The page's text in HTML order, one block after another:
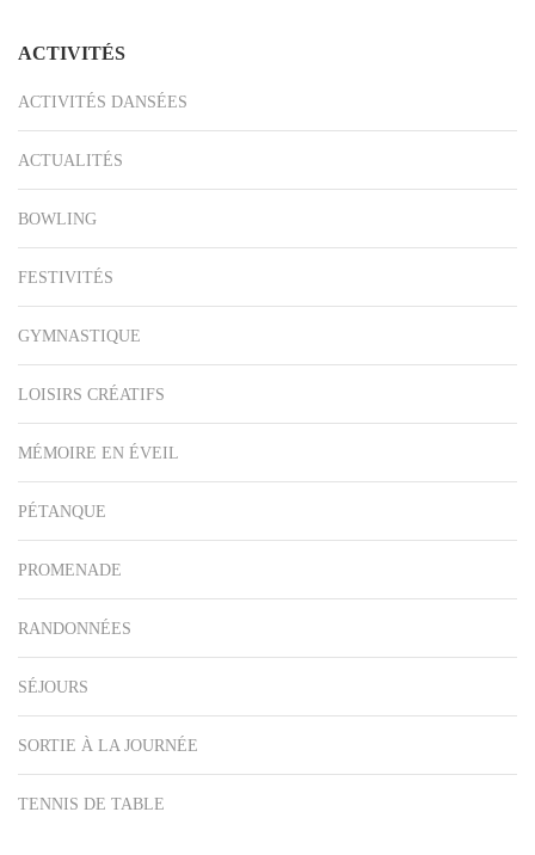
ACTIVITÉS
ACTIVITÉS DANSÉES
ACTUALITÉS
BOWLING
FESTIVITÉS
GYMNASTIQUE
LOISIRS CRÉATIFS
MÉMOIRE EN ÉVEIL
PÉTANQUE
PROMENADE
RANDONNÉES
SÉJOURS
SORTIE À LA JOURNÉE
TENNIS DE TABLE